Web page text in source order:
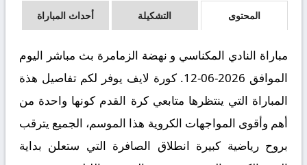
المحتوى التشكيلة أحداث المباراة
مباراة النادي المكناسي و نهضة الزمامرة بث مباشر اليوم
الموافق 2026-06-12. كورة لايف يوفر لكم تفاصيل هذة
المباراة التي ينتظرها متابعي كرة القدم كونها واحدة من
أهم وأقوى المواجهات الكروية هذا الموسم، الجميع يترقب
بروح رياضية كبيرة انطلاق الصافرة التي ستعلن بداية